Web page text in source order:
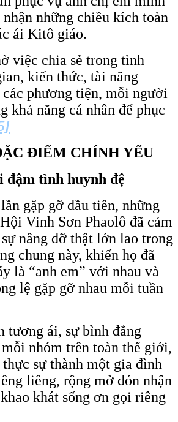
những chiều kích toàn
ái Kitô giáo.
việc chia sẻ trong tình
kiến thức, tài năng
phương tiện, mỗi người
khả năng cá nhân để phục
ĐIỂM CHÍNH YẾU
đậm tình huynh đệ
gặp gỡ đầu tiên, những
Vinh Sơn Phaolô đã cảm
nâng đỡ thật lớn lao trong
chung này, khiến họ đã
là “anh em” với nhau và
lệ gặp gỡ nhau mỗi tuần
tương ái, sự bình đẳng
nhóm trên toàn thế giới,
sự thành một gia đình
liêng, rộng mở đón nhận
khát sống ơn gọi riêng